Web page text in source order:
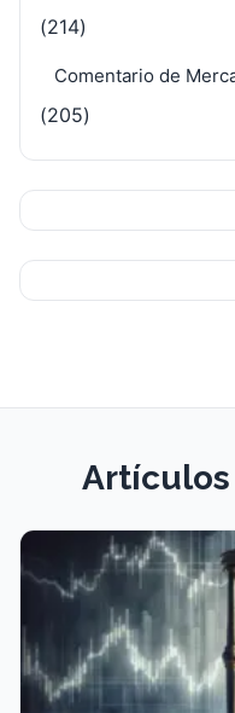
(214)
Comentario de
(205)
Artículos